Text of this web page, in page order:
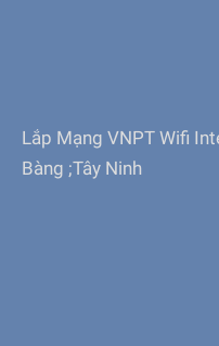
Lắp Mạng VNPT Wifi
Bàng ;Tây Ninh